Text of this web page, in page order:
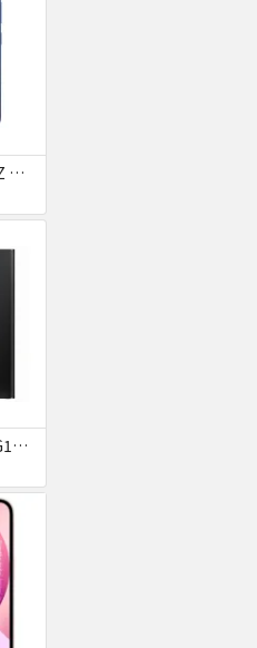
Galaxy S25 SM-S931Z ネイビー SoftBank 送料無料
Galaxy S22 Ultra SCG14 ファントムブラック au 送料無料